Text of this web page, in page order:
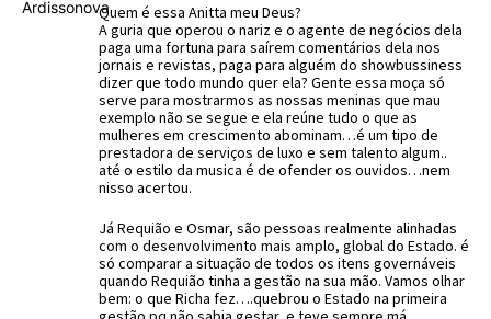
Quem é essa Anitta meu Deus?
A guria que operou o nariz e o agente de negócios dela
paga uma fortuna para saírem comentários dela nos
jornais e revistas, paga para alguém do showbussiness
dizer que todo mundo quer ela? Gente essa moça só
serve para mostrarmos as nossas meninas que mau
exemplo não se segue e ela reúne tudo o que as
mulheres em crescimento abominam…é um tipo de
prestadora de serviços de luxo e sem talento algum..
até o estilo da musica é de ofender os ouvidos…nem
nisso acertou.
Já Requião e Osmar, são pessoas realmente alinhadas
com o desenvolvimento mais amplo, global do Estado. é
só comparar a situação de todos os itens governáveis
quando Requião tinha a gestão na sua mão. Vamos olhar
bem: o que Richa fez….quebrou o Estado na primeira